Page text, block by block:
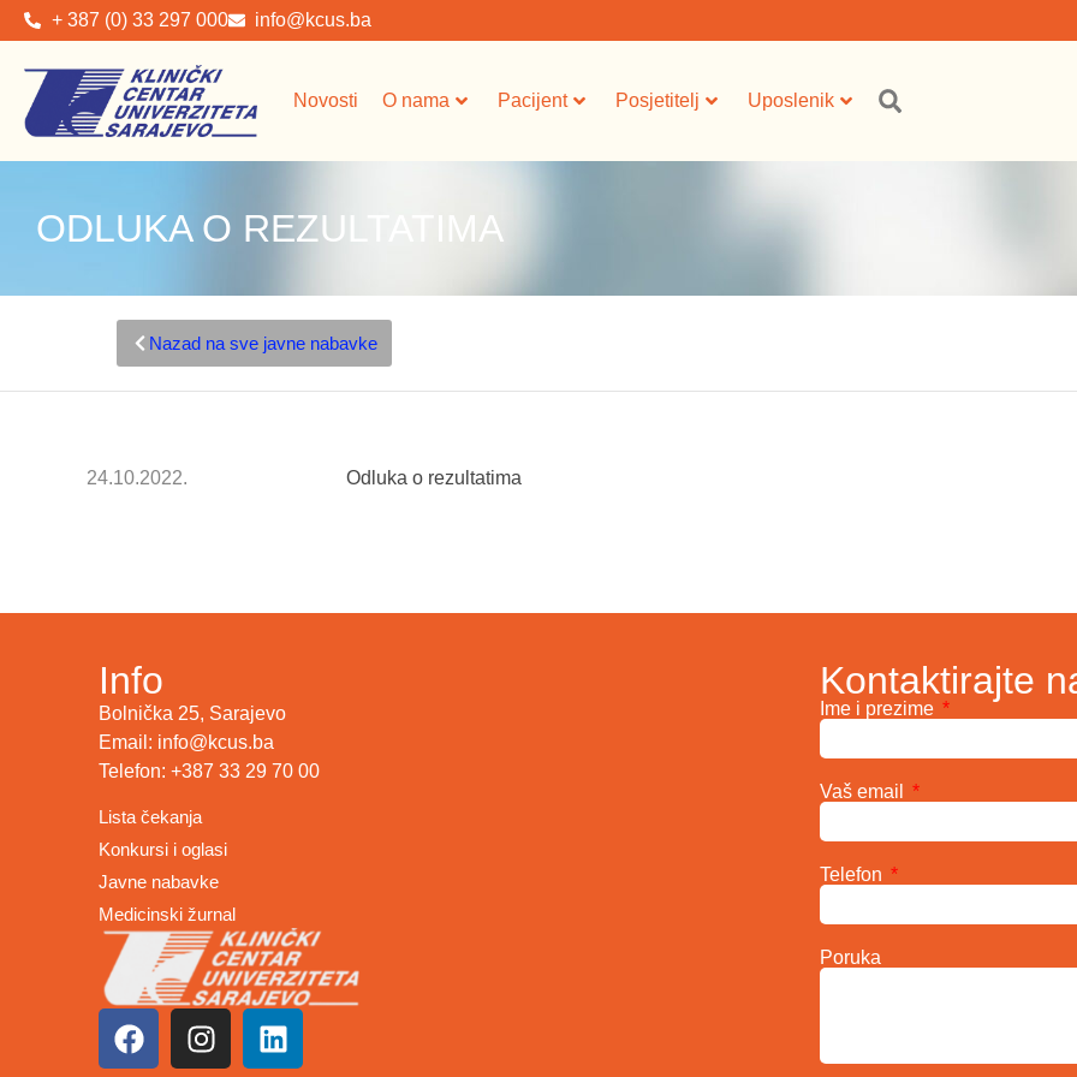
+ 387 (0) 33 297 000 info@kcus.ba
Novosti O nama Pacijent Posjetitelj Uposlenik
ODLUKA O REZULTATIMA
Nazad na sve javne nabavke
24.10.2022. Odluka o rezultatima
Info
Bolnička 25, Sarajevo
Email: info@kcus.ba
Telefon: +387 33 29 70 00
Lista čekanja
Konkursi i oglasi
Javne nabavke
Medicinski žurnal
Kontaktirajte
Ime i prezime
Vaš email
Telefon
Poruka